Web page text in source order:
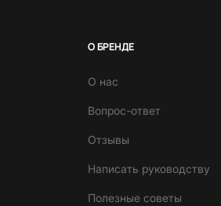
О БРЕНДЕ
О нас
Вопрос-ответ
Отзывы
Написать руководству
Полезные советы